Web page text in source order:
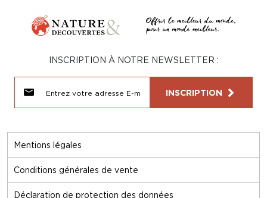
Mentions légales
Conditions générales de vente
Déclaration de protection des données
INSCRIPTION À NOTRE NEWSLETTER :
INSCRIPTION